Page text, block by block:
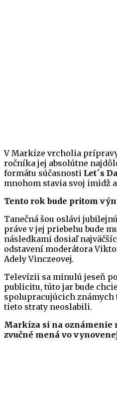
V Markíze vrcholia
ročníka jej absolútne
formátu súčasnosti Let´s
mnohom stavia svoj imidž
Tento rok bude pritom
Tanečná šou oslávi
práve v jej priebehu bude
následkami dosiaľ
odstavení moderátora
Adely Vinczeovej.
Televízii sa minulú jeseň
publicitu, túto jar bude
spolupracujúcich známych
tieto straty neoslabili.
Markíza si na oznámenie
zvučné mená vo